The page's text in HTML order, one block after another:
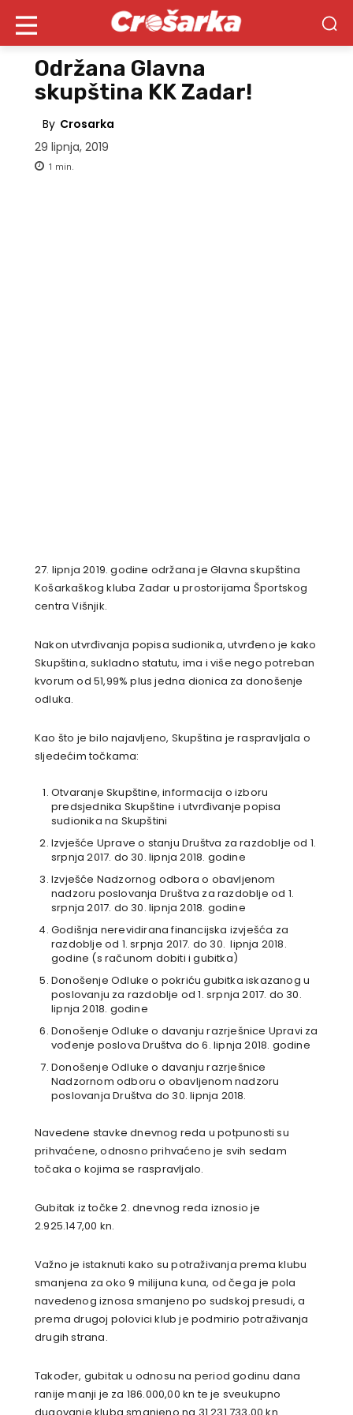
Održana Glavna
skupština KK Zadar!
By Crosarka
29 lipnja, 2019
1 min.
27. lipnja 2019. godine održana je Glavna skupština
Košarkaškog kluba Zadar u prostorijama Športskog
centra Višnjik.
Nakon utvrđivanja popisa sudionika, utvrđeno je kako
Skupština, sukladno statutu, ima i više nego potreban
kvorum od 51,99% plus jedna dionica za donošenje
odluka.
Kao što je bilo najavljeno, Skupština je raspravljala o
sljedećim točkama:
Otvaranje Skupštine, informacija o izboru
predsjednika Skupštine i utvrđivanje popisa
sudionika na Skupštini
Izvješće Uprave o stanju Društva za razdoblje od 1.
srpnja 2017. do 30. lipnja 2018. godine
Izvješće Nadzornog odbora o obavljenom
nadzoru poslovanja Društva za razdoblje od 1.
srpnja 2017. do 30. lipnja 2018. godine
Godišnja nerevidirana financijska izvješća za
razdoblje od 1. srpnja 2017. do 30. lipnja 2018.
godine (s računom dobiti i gubitka)
Donošenje Odluke o pokriću gubitka iskazanog u
poslovanju za razdoblje od 1. srpnja 2017. do 30.
lipnja 2018. godine
Donošenje Odluke o davanju razrješnice Upravi za
vođenje poslova Društva do 6. lipnja 2018. godine
Donošenje Odluke o davanju razrješnice
Nadzornom odboru o obavljenom nadzoru
poslovanja Društva do 30. lipnja 2018.
Navedene stavke dnevnog reda u potpunosti su
prihvaćene, odnosno prihvaćeno je svih sedam
točaka o kojima se raspravljalo.
Gubitak iz točke 2. dnevnog reda iznosio je
2.925.147,00 kn.
Važno je istaknuti kako su potraživanja prema klubu
smanjena za oko 9 milijuna kuna, od čega je pola
navedenog iznosa smanjeno po sudskoj presudi, a
prema drugoj polovici klub je podmirio potraživanja
drugih strana.
Također, gubitak u odnosu na period godinu dana
ranije manji je za 186.000,00 kn te je sveukupno